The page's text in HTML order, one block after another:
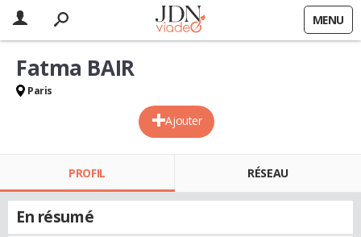
MENU
Ajouter
Fatma BAIR
Paris
PROFIL RÉSEAU
En résumé